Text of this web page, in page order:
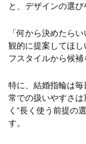
と、デザインの選
「何から決めたら
観的に提案してほ
フスタイルから候補
特に、結婚指輪は
常での扱いやすさ
く“長く使う前提の
す。